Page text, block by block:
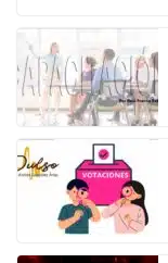
k
c
e
b
o
o
k
itt
er